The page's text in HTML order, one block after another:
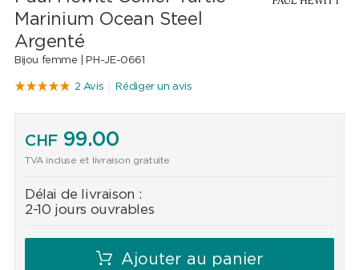
Marinium Ocean Steel
Argenté
Bijou femme | PH-JE-0661
2 Avis Rédiger un avis
CHF99.00
TVA incluse et livraison gratuite
Délai de livraison :
2-10 jours ouvrables
Ajouter au panier